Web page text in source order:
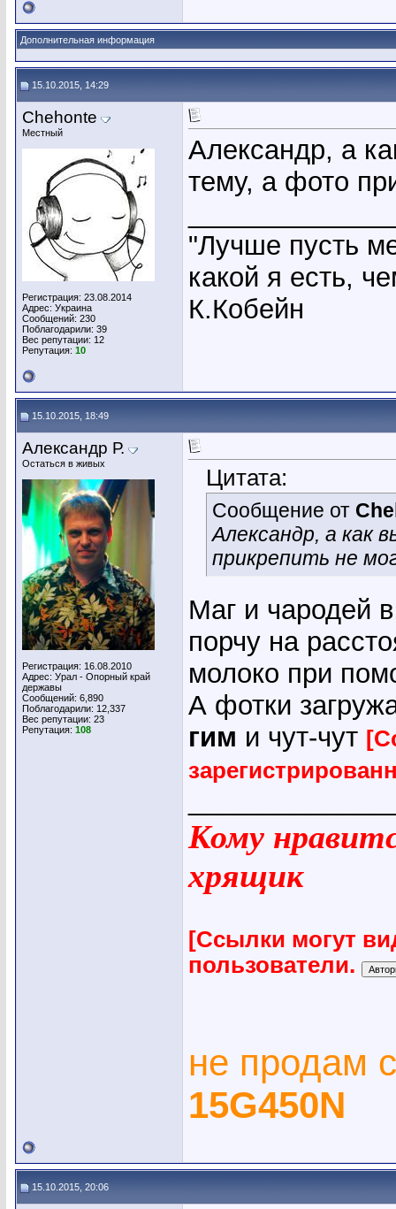
Дополнительная информация
15.10.2015, 14:29
Chehonte
Местный
Регистрация: 23.08.2014
Адрес: Украина
Сообщений: 230
Поблагодарили: 39
Вес репутации: 12
Репутация: 10
Александр, а
тему, а фото
"Лучше пусть
какой я есть,
К.Кобейн
15.10.2015, 18:49
Александр Р.
Остаться в живых
Регистрация: 16.08.2010
Адрес: Урал - Опорный край
державы
Сообщений: 6,890
Поблагодарили: 12,337
Вес репутации: 23
Репутация: 108
Цитата:
Сообщение от
Александр, а как
прикрепить не
Маг и чародей
порчу на
молоко при
А фотки
гим и чут-чут
Кому
хрящик
[Ссылки могут
пользователи.
не продам
15G450N
15.10.2015, 20:06